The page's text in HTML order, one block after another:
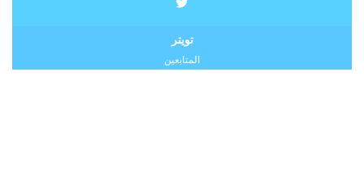
تويتر
المتابعين